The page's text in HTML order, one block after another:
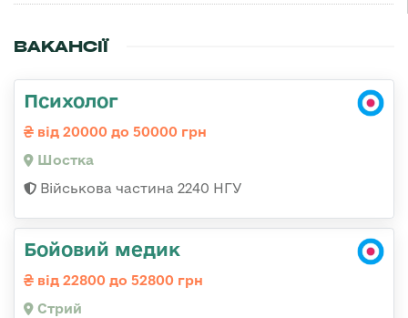
ВАКАНСІЇ
Психолог
від 20000 до 50000 грн
Шостка
Військова частина 2240 НГУ
Бойовий медик
від 22800 до 52800 грн
Стрий